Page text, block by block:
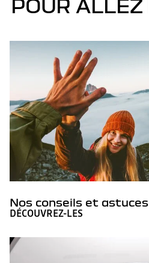
POUR ALLEZ
Nos conseils et astuces
DÉCOUVREZ-LES